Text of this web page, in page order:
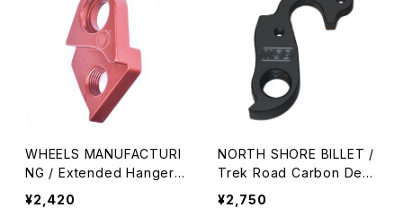
WHEELS MANUFACTURI
NG / Extended Hanger /
W-110
¥2,420
NORTH SHORE BILLET /
Trek Road Carbon Dera
illeur Hanger / DH0099
¥2,750